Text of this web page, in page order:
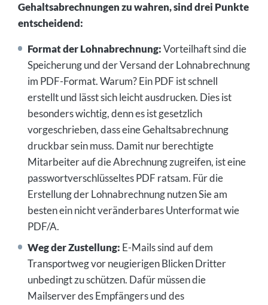
Gehaltsabrechnungen zu wahren, sind drei Punkte
entscheidend:
Format der Lohnabrechnung:Vorteilhaft sind die
Speicherung und der Versand der Lohnabrechnung
im PDF-Format. Warum? Ein PDF ist schnell
erstellt und lässt sich leicht ausdrucken. Dies ist
besonders wichtig, denn es ist gesetzlich
vorgeschrieben, dass eine Gehaltsabrechnung
druckbar sein muss. Damit nur berechtigte
Mitarbeiter auf die Abrechnung zugreifen, ist eine
passwortverschlüsseltes PDF ratsam. Für die
Erstellung der Lohnabrechnung nutzen Sie am
besten ein nicht veränderbares Unterformat wie
PDF/A.
Weg der Zustellung: E-Mails sind auf dem
Transportweg vor neugierigen Blicken Dritter
unbedingt zu schützen. Dafür müssen die
Mailserver des Empfängers und des